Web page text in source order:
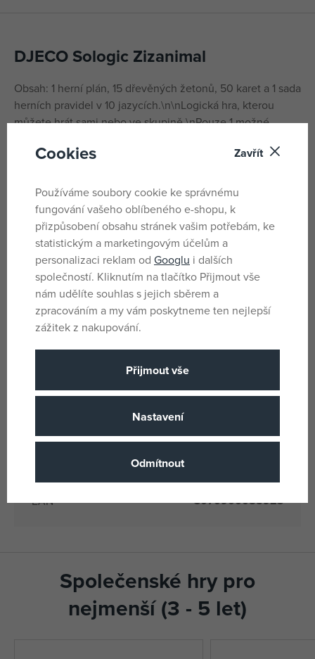
DJECO Sologic Zizanimal
Obsah: 1 herní plán, 15 dřevěných žetonů, 50 karet a 1 sada
herních pravidel v 10 jazycích.\n\nLogická hra, kterou
můžete hrát sami nebo ve skupině.\nPouze 1 možné
FSC®.\n\nVěk: 5-99Počet hráčů: 1Šířka produktu: 15,5
balení: 21,5 cmHloubka balení: 4 cmHrubá hmotnost: 0,59
Parametry
Pohlaví Pro holky i kluky
Věk od
Země původu CN
Dodavatelské číslo DJ08592
Výrobce / Dodavatel
(všechny
EAN 3070900085923
Společenské hry pro
nejmenší (3 - 5 let)
Cookies Zavřít
Používáme soubory cookie ke správnému
fungování vašeho oblíbeného e-shopu, k
přizpůsobení obsahu stránek vašim potřebám, ke
statistickým a marketingovým účelům a
personalizaci reklam od Googlu i dalších
společností. Kliknutím na tlačítko Přijmout vše
nám udělíte souhlas s jejich sběrem a
zpracováním a my vám poskytneme ten nejlepší
zážitek z nakupování.
Přijmout vše
Nastavení
Odmítnout